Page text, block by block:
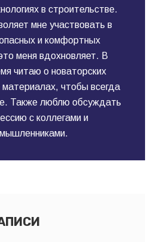
в строительстве.
мне участвовать в
и комфортных
меня вдохновляет. В
читаю о новаторских
чтобы всегда
Также люблю обсуждать
с коллегами и